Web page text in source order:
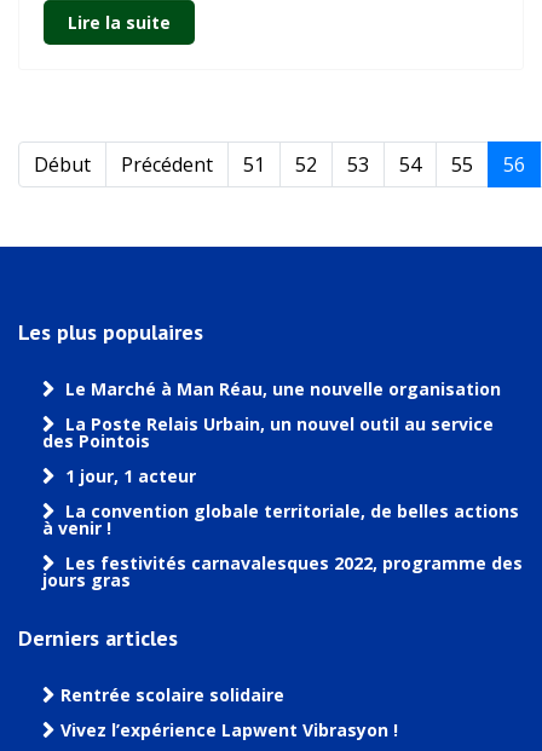
Lire la suite
Début Précédent 51 52 53 54 55 56
Les plus populaires
Le Marché à Man Réau, une nouvelle organisation
La Poste Relais Urbain, un nouvel outil au service
des Pointois
1 jour, 1 acteur
La convention globale territoriale, de belles actions
à venir !
Les festivités carnavalesques 2022, programme des
jours gras
Derniers articles
Rentrée scolaire solidaire
Vivez l’expérience Lapwent Vibrasyon !